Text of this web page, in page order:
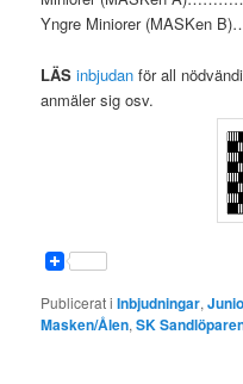
Yngre Miniorer (MASKen
LÄS inbjudan för all
anmäler sig osv.
Publicerat i Inbjudningar,
Masken/Ålen,SK